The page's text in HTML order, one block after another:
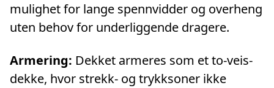
mulighet for lange spennvidder og overheng
uten behov for underliggende dragere.
Armering: Dekket armeres som et to-veis-
dekke, hvor strekk- og trykksoner ikke